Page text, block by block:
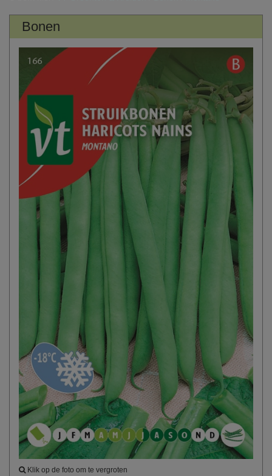
Bonen
Klik op de foto om te vergroten